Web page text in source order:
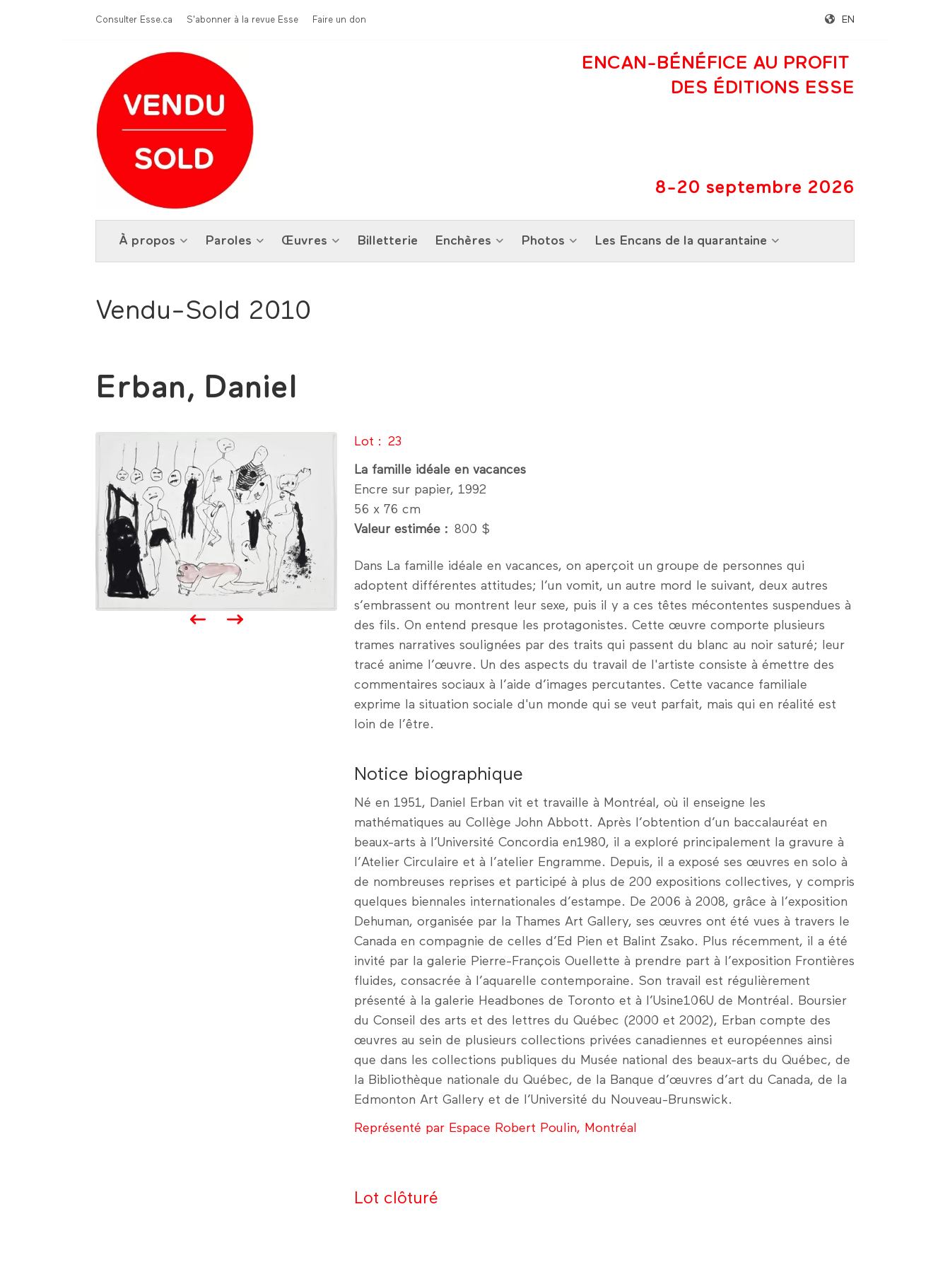
Menu Top
Consulter Esse.ca S'abonner à la revue Esse Faire un don EN
ENCAN-BÉNÉFICE AU PROFIT
DES ÉDITIONS ESSE
8-20 septembre 2026
À propos Paroles Œuvres Billetterie Enchères Photos Les Encans de la quarantaine
Vendu-Sold 2010
Erban, Daniel
Lot 23
La famille idéale en vacances
Encre sur papier, 1992
56 x 76 cm
Valeur estimée
800 $
Dans La famille idéale en vacances, on aperçoit un groupe de personnes qui
adoptent différentes attitudes; l’un vomit, un autre mord le suivant, deux autres
s’embrassent ou montrent leur sexe, puis il y a ces têtes mécontentes suspendues à
des fils. On entend presque les protagonistes. Cette œuvre comporte plusieurs
trames narratives soulignées par des traits qui passent du blanc au noir saturé; leur
tracé anime l’œuvre. Un des aspects du travail de l'artiste consiste à émettre des
commentaires sociaux à l’aide d’images percutantes. Cette vacance familiale
exprime la situation sociale d'un monde qui se veut parfait, mais qui en réalité est
loin de l’être.
Notice biographique
Né en 1951, Daniel Erban vit et travaille à Montréal, où il enseigne les
mathématiques au Collège John Abbott. Après l’obtention d’un baccalauréat en
beaux-arts à l’Université Concordia en1980, il a exploré principalement la gravure à
l’Atelier Circulaire et à l’atelier Engramme. Depuis, il a exposé ses œuvres en solo à
de nombreuses reprises et participé à plus de 200 expositions collectives, y compris
quelques biennales internationales d’estampe. De 2006 à 2008, grâce à l’exposition
Dehuman, organisée par la Thames Art Gallery, ses œuvres ont été vues à travers le
Canada en compagnie de celles d’Ed Pien et Balint Zsako. Plus récemment, il a été
invité par la galerie Pierre-François Ouellette à prendre part à l’exposition Frontières
fluides, consacrée à l’aquarelle contemporaine. Son travail est régulièrement
présenté à la galerie Headbones de Toronto et à l’Usine106U de Montréal. Boursier
du Conseil des arts et des lettres du Québec (2000 et 2002), Erban compte des
œuvres au sein de plusieurs collections privées canadiennes et européennes ainsi
que dans les collections publiques du Musée national des beaux-arts du Québec, de
la Bibliothèque nationale du Québec, de la Banque d’œuvres d’art du Canada, de la
Edmonton Art Gallery et de l’Université du Nouveau-Brunswick.
Représenté par Espace Robert Poulin, Montréal
Lot clôturé